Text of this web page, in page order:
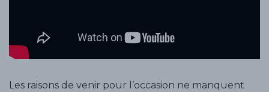
Les raisons de venir pour l’occasion ne manquent